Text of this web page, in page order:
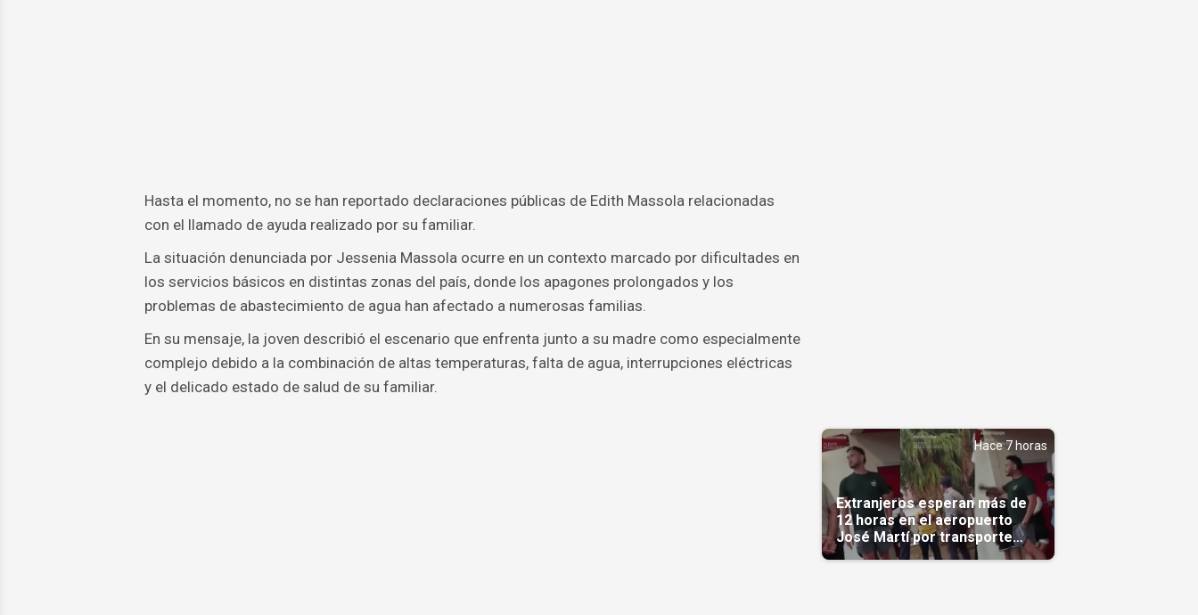
Hasta el momento, no se han reportado declaraciones públicas de Edith Massola relacionadas
con el llamado de ayuda realizado por su familiar.
La situación denunciada por Jessenia Massola ocurre en un contexto marcado por dificultades en
los servicios básicos en distintas zonas del país, donde los apagones prolongados y los
problemas de abastecimiento de agua han afectado a numerosas familias.
En su mensaje, la joven describió el escenario que enfrenta junto a su madre como especialmente
complejo debido a la combinación de altas temperaturas, falta de agua, interrupciones eléctricas
y el delicado estado de salud de su familiar.
Hace 7 horas
Extranjeros esperan más de
12 horas en el aeropuerto
José Martí por transporte
reservado semanas